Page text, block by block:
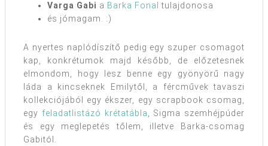
Varga Gabi a Barka Fonal tulajdonosa
és jómagam. :)
A nyertes naplódíszítő pedig egy szuper csomagot
kap, konkrétumok majd később, de előzetesnek
elmondom, hogy lesz benne egy gyönyörű nagy
láda a kincseknek Emilytől, a fércművek tavaszi
kollekciójából egy ékszer, egy scrapbook csomag,
egy feladatlistázó krétatábla, Sigma szemhéjpúder
és egy meglepetés tőlem, illetve Barka-csomag
Gabitól.